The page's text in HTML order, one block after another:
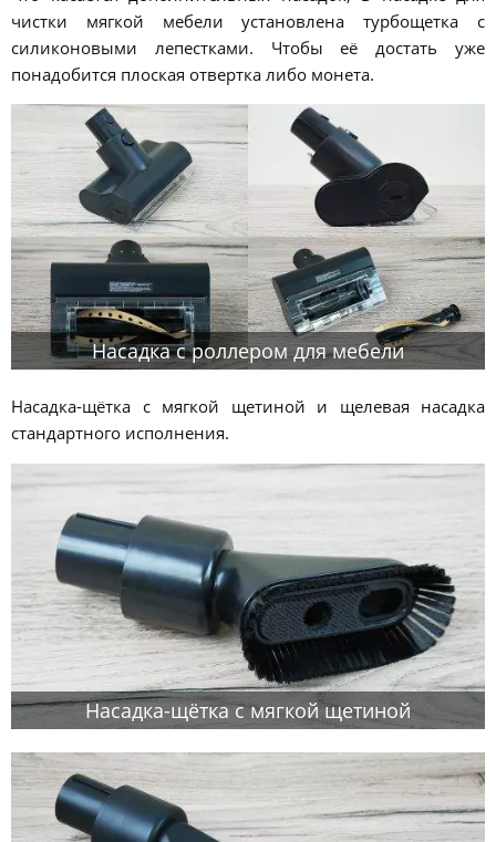
чистки мягкой мебели установлена турбощетка с
силиконовыми лепестками. Чтобы её достать уже
понадобится плоская отвертка либо монета.
Насадка с роллером для мебели
Насадка-щётка с мягкой щетиной и щелевая насадка
стандартного исполнения.
Насадка-щётка с мягкой щетиной